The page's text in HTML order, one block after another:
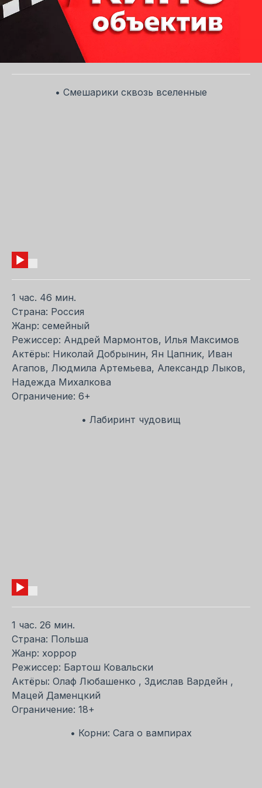
• Смешарики сквозь вселенные
1 час. 46 мин.
Страна: Россия
Жанр: семейный
Режиссер: Андрей Мармонтов, Илья Максимов
Актёры: Николай Добрынин, Ян Цапник, Иван
Агапов, Людмила Артемьева, Александр Лыков,
Надежда Михалкова
Ограничение: 6+
• Лабиринт чудовищ
1 час. 26 мин.
Страна: Польша
Жанр: хоррор
Режиссер: Бартош Ковальски
Актёры: Олаф Любашенко , Здислав Вардейн ,
Мацей Даменцкий
Ограничение: 18+
• Корни: Сага о вампирах